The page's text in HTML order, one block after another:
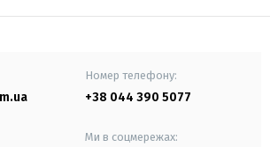
Номер телефону:
+38 044 390 5077
Ми в соцмережах: